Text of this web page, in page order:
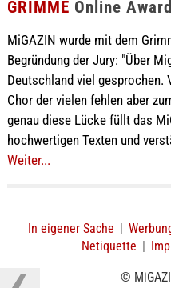
GRIMME Online Award
MiGAZIN wurde mit dem
Begründung der Jury: "Über
Deutschland viel gesprochen.
Chor der vielen fehlen aber
genau diese Lücke füllt das
hochwertigen Texten und
Weiter...
In eigener Sache |
Netiquette |
©